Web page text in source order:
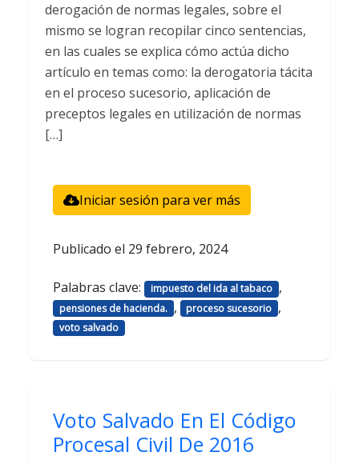
derogación de normas legales, sobre el
mismo se logran recopilar cinco sentencias,
en las cuales se explica cómo actúa dicho
artículo en temas como: la derogatoria tácita
en el proceso sucesorio, aplicación de
preceptos legales en utilización de normas
[…]
Iniciar sesión para ver más
Publicado el 29 febrero, 2024
Palabras clave: impuesto del ida al tabaco ,
pensiones de hacienda. , proceso sucesorio ,
voto salvado
Voto Salvado En El Código
Procesal Civil De 2016